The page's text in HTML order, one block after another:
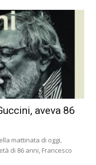
aveva 86
mattinata di oggi,
di 86 anni, Francesco